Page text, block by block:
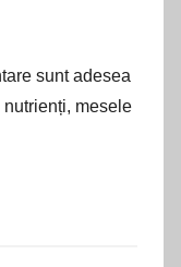
sunt adesea
mesele